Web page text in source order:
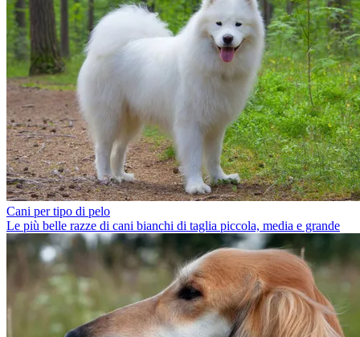
Cani per tipo di pelo
Le più belle razze di cani bianchi di taglia piccola, media e grande